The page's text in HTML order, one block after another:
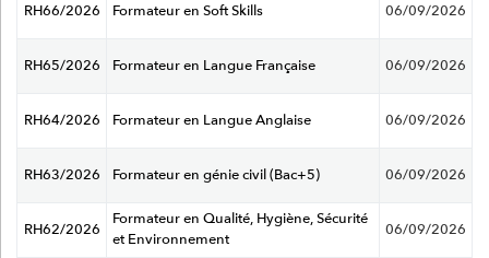
RH66/2026 Formateur en Soft Skills 06/09/2026
RH65/2026 Formateur en Langue Française 06/09/2026
RH64/2026 Formateur en Langue Anglaise 06/09/2026
RH63/2026 Formateur en génie civil (Bac+5) 06/09/2026
RH62/2026
Formateur en Qualité, Hygiène, Sécurité
et Environnement
06/09/2026